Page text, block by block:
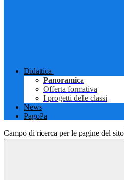
Didattica
Panoramica
Offerta formativa
I progetti delle classi
News
PagoPa
Campo di ricerca per le pagine del sito